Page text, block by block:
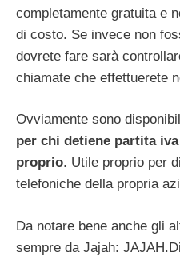
completamente gratuita e
di costo. Se invece non
dovrete fare sarà
chiamate che effettuerete
Ovviamente sono
per chi detiene partita
proprio. Utile proprio per
telefoniche della propria
Da notare bene anche gli
sempre da Jajah: